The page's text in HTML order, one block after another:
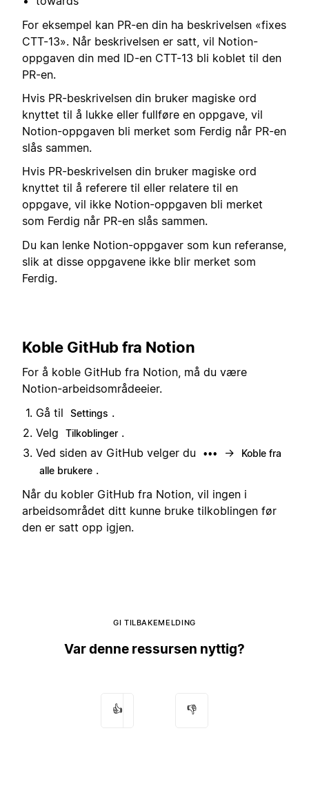
For eksempel kan PR-en din ha beskrivelsen «fixes
CTT-13». Når beskrivelsen er satt, vil Notion-
oppgaven din med ID-en CTT-13 bli koblet til den
PR-en.
Hvis PR-beskrivelsen din bruker magiske ord
knyttet til å lukke eller fullføre en oppgave, vil
Notion-oppgaven bli merket som Ferdig når PR-en
slås sammen.
Hvis PR-beskrivelsen din bruker magiske ord
knyttet til å referere til eller relatere til en
oppgave, vil ikke Notion-oppgaven bli merket
som Ferdig når PR-en slås sammen.
Du kan lenke Notion-oppgaver som kun referanse,
slik at disse oppgavene ikke blir merket som
Ferdig.
Koble GitHub fra Notion
For å koble GitHub fra Notion, må du være
Notion-arbeidsområdeeier.
Gå til
Settings .
Velg
Tilkoblinger .
Ved siden av GitHub velger du
••• →
Koble fra
alle brukere .
Når du kobler GitHub fra Notion, vil ingen i
arbeidsområdet ditt kunne bruke tilkoblingen før
den er satt opp igjen.
GI TILBAKEMELDING
Var denne ressursen nyttig?
👍 👎